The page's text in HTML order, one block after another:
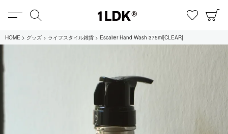
MENU お気に
限定
HOME グッズ ライフスタイル雑貨 Escalier Hand Wash 375ml[CLEAR]